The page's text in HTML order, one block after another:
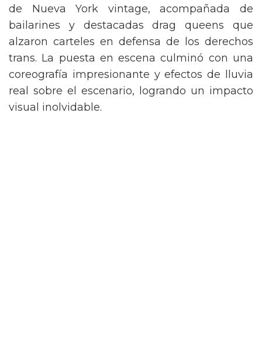
de Nueva York vintage, acompañada de
bailarines y destacadas drag queens que
alzaron carteles en defensa de los derechos
trans. La puesta en escena culminó con una
coreografía impresionante y efectos de lluvia
real sobre el escenario, logrando un impacto
visual inolvidable.